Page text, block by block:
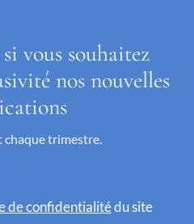
vous souhaitez
nos nouvelles
trimestre.
de confidentialitédu site